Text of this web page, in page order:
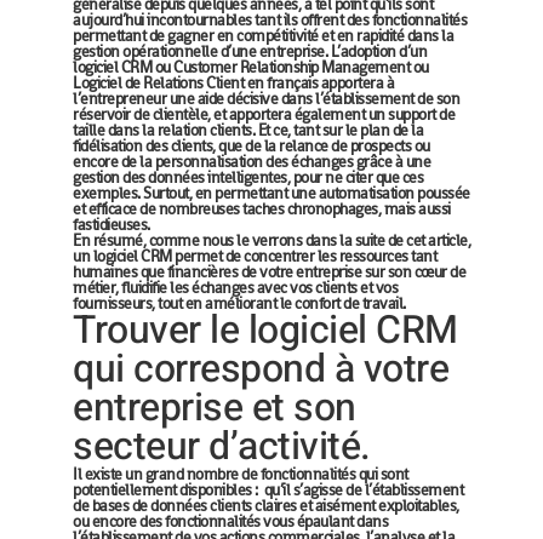
généralisé depuis quelques années, à tel point qu’ils sont
aujourd’hui incontournables tant ils offrent des fonctionnalités
permettant de gagner en compétitivité et en rapidité dans la
gestion opérationnelle d’une entreprise. L’adoption d’un
logiciel CRM ou Customer Relationship Management ou
Logiciel de Relations Client en français apportera à
l’entrepreneur une aide décisive dans l’établissement de son
réservoir de clientèle, et apportera également un support de
taille dans la relation clients. Et ce, tant sur le plan de la
fidélisation des clients, que de la relance de prospects ou
encore de la personnalisation des échanges grâce à une
gestion des données intelligentes, pour ne citer que ces
exemples. Surtout, en permettant une automatisation poussée
et efficace de nombreuses taches chronophages, mais aussi
fastidieuses.
En résumé, comme nous le verrons dans la suite de cet article,
un logiciel CRM permet de concentrer les ressources tant
humaines que financières de votre entreprise sur son cœur de
métier, fluidifie les échanges avec vos clients et vos
fournisseurs, tout en améliorant le confort de travail.
Trouver le logiciel CRM
qui correspond à votre
entreprise et son
secteur d’activité.
Il existe un grand nombre de fonctionnalités qui sont
potentiellement disponibles : qu’il s’agisse de l’établissement
de bases de données clients claires et aisément exploitables,
ou encore des fonctionnalités vous épaulant dans